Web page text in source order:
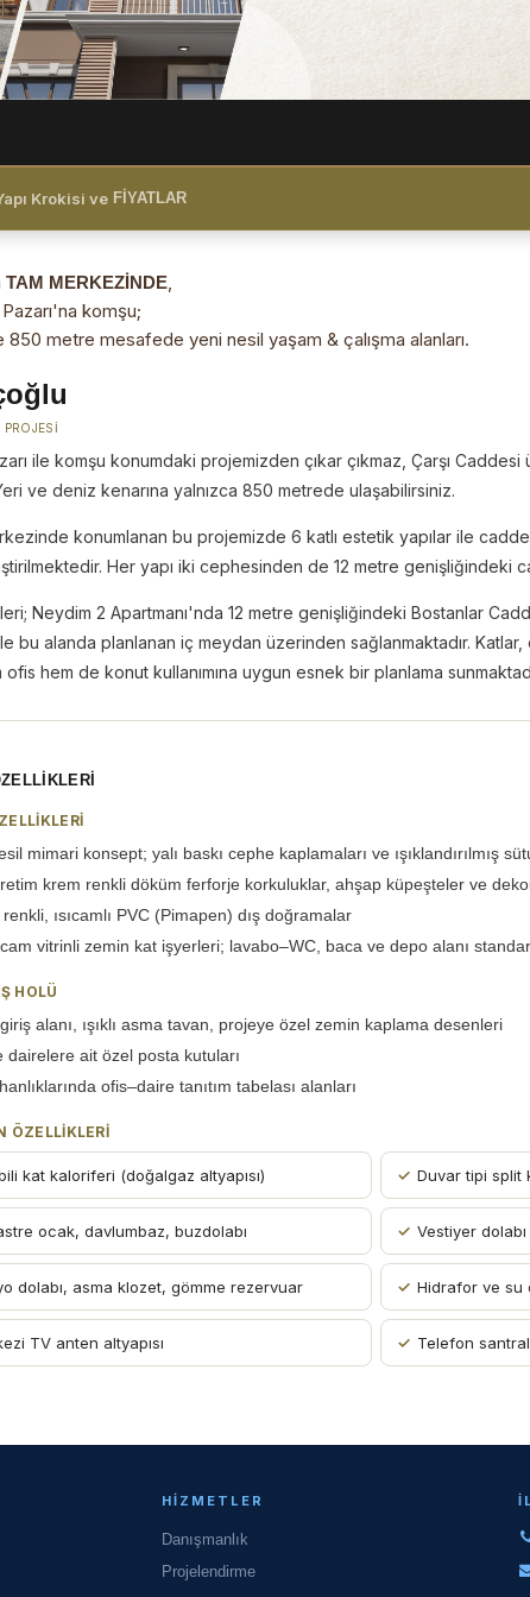
Krokisi ve FİYATLAR
TAM MERKEZİNDE
komşu;
850 metre mesafede yeni nesil yaşam & çalışma alanları.
PROJESI
ile komşu konumdaki projemizden çıkar çıkmaz, Çarşı
ve deniz kenarına yalnızca 850 metrede ulaşabilirsiniz.
konumlanan bu projemizde 6 katlı estetik yapılar ile
Her yapı iki cephesinden de 12 metre genişliğindeki
Neydim 2 Apartmanı'nda 12 metre genişliğindeki Bostanlar
bu alanda planlanan iç meydan üzerinden sağlanmaktadır.
hem de konut kullanımına uygun esnek bir planlama
mimari konsept; yalı baskı cephe kaplamaları ve ışıklandırılmış
krem renkli döküm ferforje korkuluklar, ahşap küpeşteler ve
ısıcamlı PVC (Pimapen) dış doğramalar
vitrinli zemin kat işyerleri; lavabo–WC, baca ve depo alanı
HOLÜ
alanı, ışıklı asma tavan, projeye özel zemin kaplama desenleri
dairelere ait özel posta kutuları
ofis–daire tanıtım tabelası alanları
ÖZELLIKLERI
kat kaloriferi (doğalgaz altyapısı) Duvar tipi split
ocak, davlumbaz, buzdolabı Vestiyer dolabı
dolabı, asma klozet, gömme rezervuar Hidrafor ve su
TV anten altyapısı Telefon
HIZMETLER
Danışmanlık
Projelendirme